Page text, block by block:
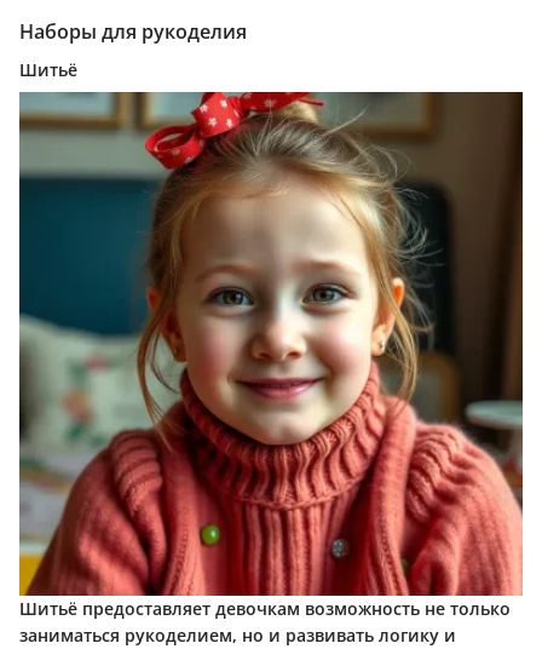
Наборы для рукоделия
Шитьё
Шитьё предоставляет девочкам возможность не только
заниматься рукоделием, но и развивать логику и